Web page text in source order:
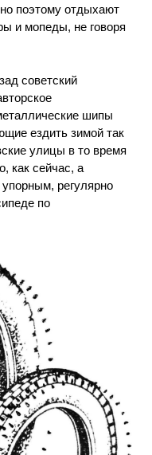
поэтому отдыхают
и мопеды, не говоря
советский
шипы
ездить зимой так
улицы в то время
как сейчас, а
регулярно
по